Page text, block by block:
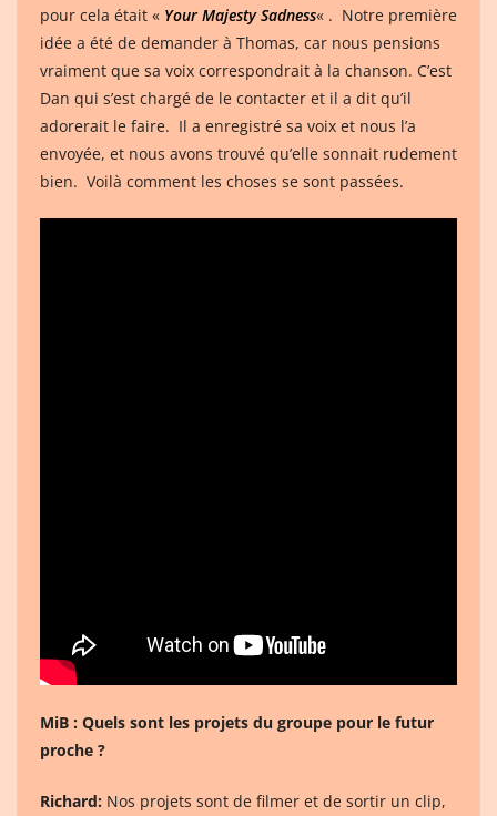
pour cela était « Your Majesty Sadness« . Notre première
idée a été de demander à Thomas, car nous pensions
vraiment que sa voix correspondrait à la chanson. C’est
Dan qui s’est chargé de le contacter et il a dit qu’il
adorerait le faire. Il a enregistré sa voix et nous l’a
envoyée, et nous avons trouvé qu’elle sonnait rudement
bien. Voilà comment les choses se sont passées.
MiB : Quels sont les projets du groupe pour le futur
proche ?
Richard: Nos projets sont de filmer et de sortir un clip,